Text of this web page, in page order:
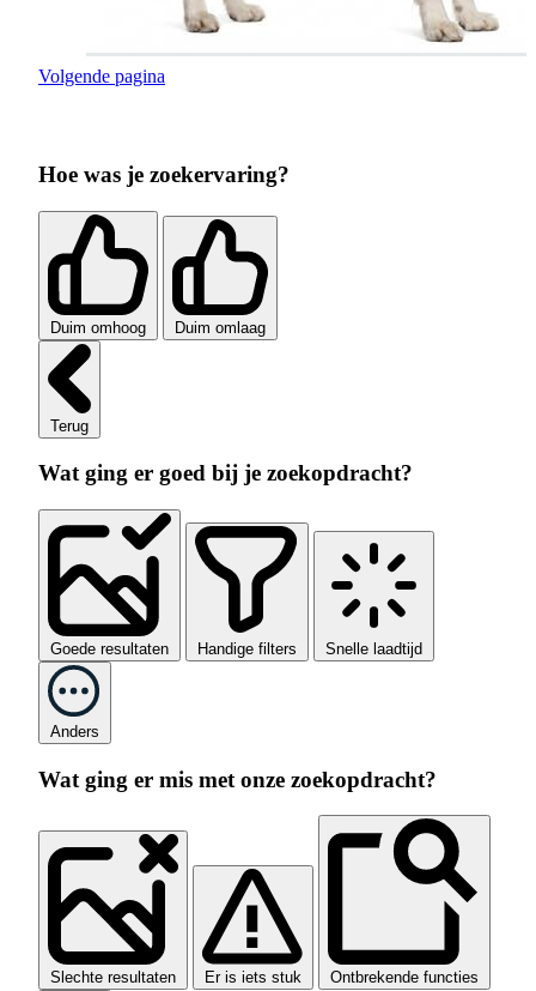
Volgende pagina
Hoe was je zoekervaring?
Duim omhoog Duim omlaag
Terug
Wat ging er goed bij je zoekopdracht?
Goede resultaten Handige filters Snelle laadtijd
Anders
Wat ging er mis met onze zoekopdracht?
Slechte resultaten Er is iets stuk Ontbrekende functies